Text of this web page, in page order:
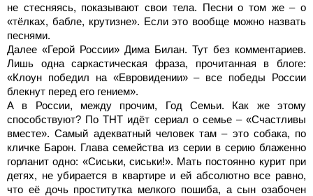
не стесняясь, показывают свои тела. Песни о том же – о
«тёлках, бабле, крутизне». Если это вообще можно назвать
песнями.
Далее «Герой России» Дима Билан. Тут без комментариев.
Лишь одна саркастическая фраза, прочитанная в блоге:
«Клоун победил на «Евровидении» – все победы России
блекнут перед его гением».
А в России, между прочим, Год Семьи. Как же этому
способствуют? По ТНТ идёт сериал о семье – «Счастливы
вместе». Самый адекватный человек там – это собака, по
кличке Барон. Глава семейства из серии в серию блаженно
горланит одно: «Сиськи, сиськи!». Мать постоянно курит при
детях, не убирается в квартире и ей абсолютно все равно,
что её дочь проститутка мелкого пошиба, а сын озабочен